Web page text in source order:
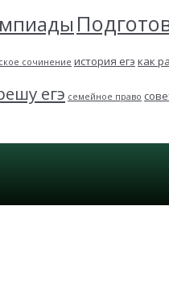
сочинение история егэ как
егэ семейное право